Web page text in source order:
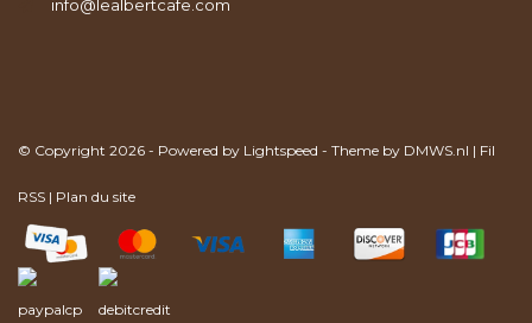
info@lealbertcafe.com
© Copyright 2026 - Powered by Lightspeed - Theme by DMWS.nl | Fil
RSS | Plan du site